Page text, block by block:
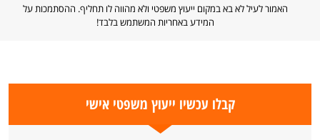
האמור לעיל לא בא במקום ייעוץ משפטי ולא מהווה לו תחליף. ההסתמכות על
המידע באחריות המשתמש בלבד!
קבלו עכשיו ייעוץ משפטי אישי